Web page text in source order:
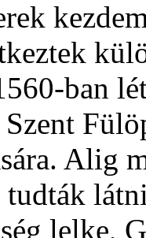
ban
Alig
lelke,